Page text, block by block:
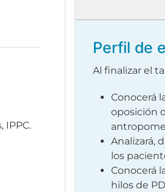
IPPC.
Perfil de
Al finalizar el
Conocerá
oposición
Analizará,
los
Conocerá
hilos de